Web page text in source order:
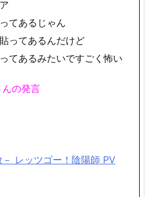
てあるじゃん
ってあるんだけど
てあるみたいですごく怖い
の発言
レッツゴー！陰陽師 PV